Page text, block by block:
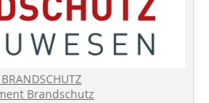
Brandschutz